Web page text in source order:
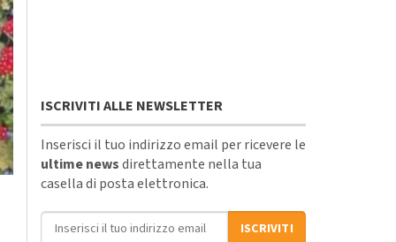
ISCRIVITI ALLE NEWSLETTER
Inserisci il tuo indirizzo email per ricevere le
ultime newsdirettamente nella tua
casella di posta elettronica.
Indirizzo email
ISCRIVITI